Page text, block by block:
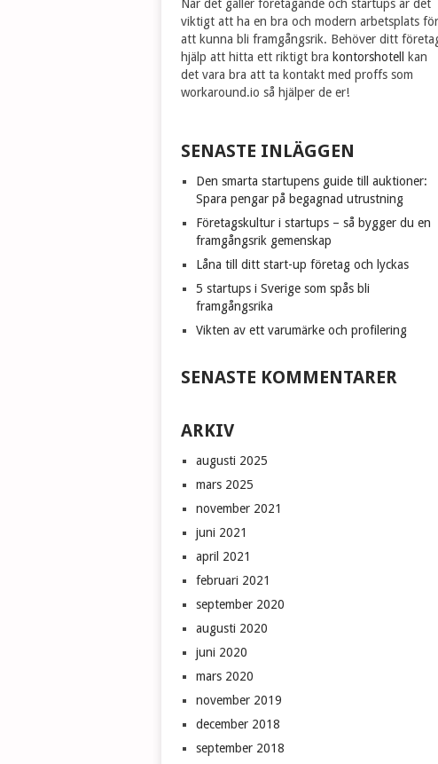
När det gäller företagande och startups är det
viktigt att ha en bra och modern arbetsplats för
att kunna bli framgångsrik. Behöver ditt
hjälp att hitta ett riktigt bra kontorshotell
kan
det vara bra att ta kontakt med proffs som
workaround.io så hjälper de er!
SENASTE INLÄGGEN
Den smarta startupens guide till auktioner:
Spara pengar på begagnad utrustning
Företagskultur i startups – så bygger du en
framgångsrik gemenskap
Låna till ditt start-up företag och lyckas
5 startups i Sverige som spås bli
framgångsrika
Vikten av ett varumärke och profilering
SENASTE KOMMENTARER
ARKIV
augusti 2025
mars 2025
november 2021
juni 2021
april 2021
februari 2021
september 2020
augusti 2020
juni 2020
mars 2020
november 2019
december 2018
september 2018